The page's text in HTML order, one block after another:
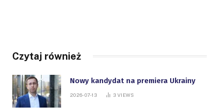
Czytaj również
Nowy kandydat na premiera Ukrainy
2026-07-13 3 VIEWS